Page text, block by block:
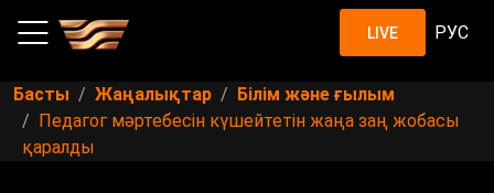
LIVE РУС
Басты Жаңалықтар
Білім және ғылым
Педагог мәртебесін күшейтетін жаңа заң жобасы
қаралды